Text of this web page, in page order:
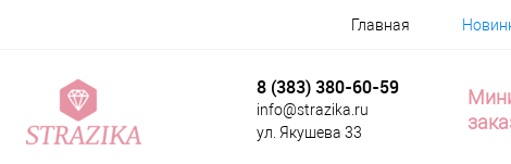
Главная
8 (383) 380-60-59
info@strazika.ru
ул. Якушева 33